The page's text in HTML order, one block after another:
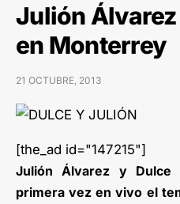
Julión
en Monterrey
21 OCTUBRE, 2013
[the_ad id="147215"]
Julión Álvarez y Dulce
primera vez en vivo el